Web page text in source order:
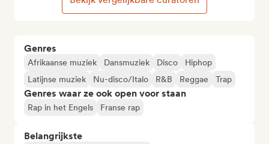
Genres
Afrikaanse muziek Dansmuziek Disco
Hiphop
Latijnse muziek
Nu-disco/Italo R&B Reggae Trap
Genres waar ze ook open voor staan
Rap in het Engels Franse rap
Belangrijkste